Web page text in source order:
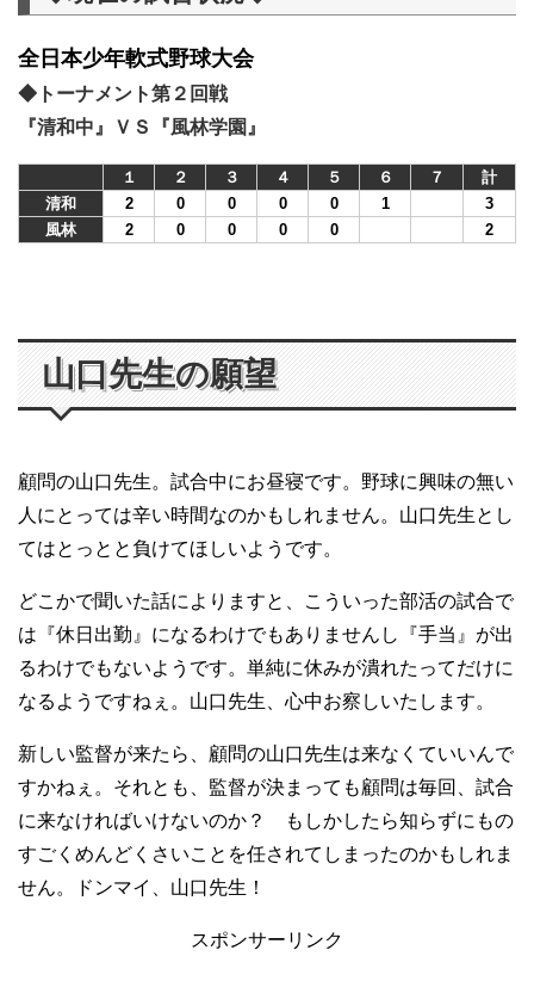
全日本少年軟式野球大会
◆トーナメント第２回戦
『清和中』ＶＳ『風林学園』
１ ２ ３ ４ ５ ６ ７
計
清和
2 0 0 0 0 1
3
風林
2 0 0 0 0 2
山口先生の願望
顧問の山口先生。試合中にお昼寝です。野球に興味の無い
人にとっては辛い時間なのかもしれません。山口先生とし
てはとっとと負けてほしいようです。
どこかで聞いた話によりますと、こういった部活の試合で
は『休日出勤』になるわけでもありませんし『手当』が出
るわけでもないようです。単純に休みが潰れたってだけに
なるようですねぇ。山口先生、心中お察しいたします。
新しい監督が来たら、顧問の山口先生は来なくていいんで
すかねぇ。それとも、監督が決まっても顧問は毎回、試合
に来なければいけないのか？ もしかしたら知らずにもの
すごくめんどくさいことを任されてしまったのかもしれま
せん。ドンマイ、山口先生！
スポンサーリンク